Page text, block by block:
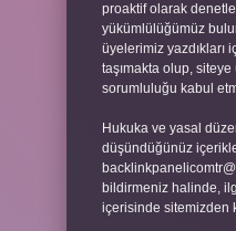
proaktif olarak
yükümlülüğümüz
üyelerimiz yazdıkları
taşımakta olup,
sorumluluğu kabul
Hukuka ve yasal
düşündüğünüz
bildirmeniz halinde,
içerisinde sitemizden